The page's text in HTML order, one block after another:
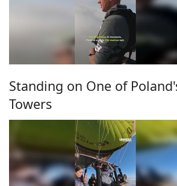
Standing on One of
Towers